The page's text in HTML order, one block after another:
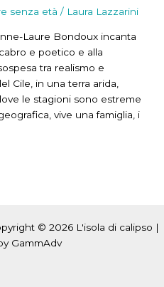
senza età / Laura Lazzarini
Laure Bondoux incanta
e poetico e alla
tra realismo e
Cile, in una terra arida,
le stagioni sono estreme
vive una famiglia, i
© 2026 L'isola di calipso |
GammAdv